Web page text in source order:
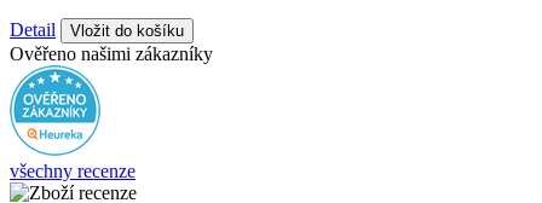
Detail Vložit do košíku
Ověřeno našimi zákazníky
všechny recenze